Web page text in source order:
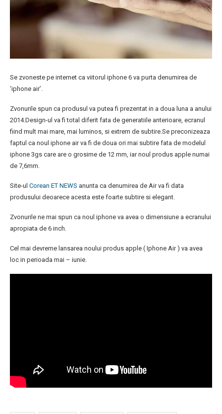
Se zvoneste pe internet ca viitorul iphone 6 va purta denumirea de
‘iphone air’.
Zvonurile spun ca produsul va putea fi prezentat in a doua luna a anului
2014.Design-ul va fi total diferit fata de generatiile anterioare, ecranul
fiind mult mai mare, mai luminos, si extrem de subtire.Se preconizeaza
faptul ca noul iphone air va fi de doua ori mai subtire fata de modelul
iphone 3gs care are o grosime de 12 mm, iar noul produs apple numai
de 7,6mm.
Site-ul Corean ET NEWS anunta ca denumirea de Air va fi data
produsului deoarece acesta este foarte subtire si elegant.
Zvonurile ne mai spun ca noul iphone va avea o dimensiune a ecranului
apropiata de 6 inch.
Cel mai devreme lansarea noului produs apple ( Iphone Air ) va avea
loc in perioada mai – iunie.